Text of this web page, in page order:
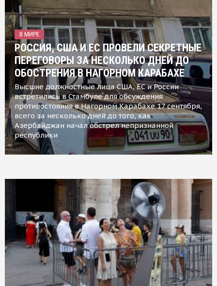
В МИРЕ
РОССИЯ, США И ЕС ПРОВЕЛИ СЕКРЕТНЫЕ
ПЕРЕГОВОРЫ ЗА НЕСКОЛЬКО ДНЕЙ ДО
ОБОСТРЕНИЯ В НАГОРНОМ КАРАБАХЕ
Высшие должностные лица США, ЕС и России
встретились в Стамбуле для обсуждения
противостояния в Нагорном Карабахе 17 сентября,
всего за несколько дней до того, как
Азербайджан начал обстрел непризнанной
республики